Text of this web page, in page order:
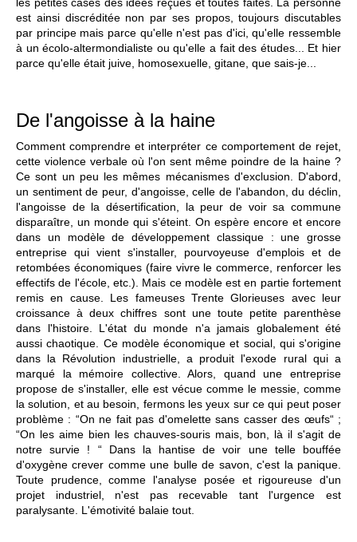
est ainsi discréditée non par ses propos, toujours discutables
par principe mais parce qu'elle n'est pas d'ici, qu'elle ressemble
à un écolo-altermondialiste ou qu'elle a fait des études... Et hier
parce qu'elle était juive, homosexuelle, gitane, que sais-je...
De l'angoisse à la haine
Comment comprendre et interpréter ce comportement de rejet,
cette violence verbale où l'on sent même poindre de la haine ?
Ce sont un peu les mêmes mécanismes d'exclusion. D'abord,
un sentiment de peur, d'angoisse, celle de l'abandon, du déclin,
l'angoisse de la désertification, la peur de voir sa commune
disparaître, un monde qui s'éteint. On espère encore et encore
dans un modèle de développement classique : une grosse
entreprise qui vient s'installer, pourvoyeuse d'emplois et de
retombées économiques (faire vivre le commerce, renforcer les
effectifs de l'école, etc.). Mais ce modèle est en partie fortement
remis en cause. Les fameuses Trente Glorieuses avec leur
croissance à deux chiffres sont une toute petite parenthèse
dans l'histoire. L'état du monde n'a jamais globalement été
aussi chaotique. Ce modèle économique et social, qui s'origine
dans la Révolution industrielle, a produit l'exode rural qui a
marqué la mémoire collective. Alors, quand une entreprise
propose de s'installer, elle est vécue comme le messie, comme
la solution, et au besoin, fermons les yeux sur ce qui peut poser
problème : “On ne fait pas d'omelette sans casser des œufs“ ;
“On les aime bien les chauves-souris mais, bon, là il s'agit de
notre survie ! “ Dans la hantise de voir une telle bouffée
d'oxygène crever comme une bulle de savon, c'est la panique.
Toute prudence, comme l'analyse posée et rigoureuse d'un
projet industriel, n'est pas recevable tant l'urgence est
paralysante. L'émotivité balaie tout.